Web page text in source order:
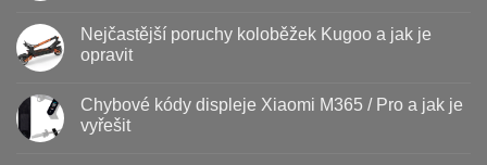
koloběžky
–
kdy
jak
prodloužit
životnost
u
textu
s
vyměnit
brzdové
destičky
Nejčastější poruchy koloběžek Kugoo a jak je
opravit
u
textu
s
Chybové kódy displeje Xiaomi M365 / Pro a jak je
vyřešit